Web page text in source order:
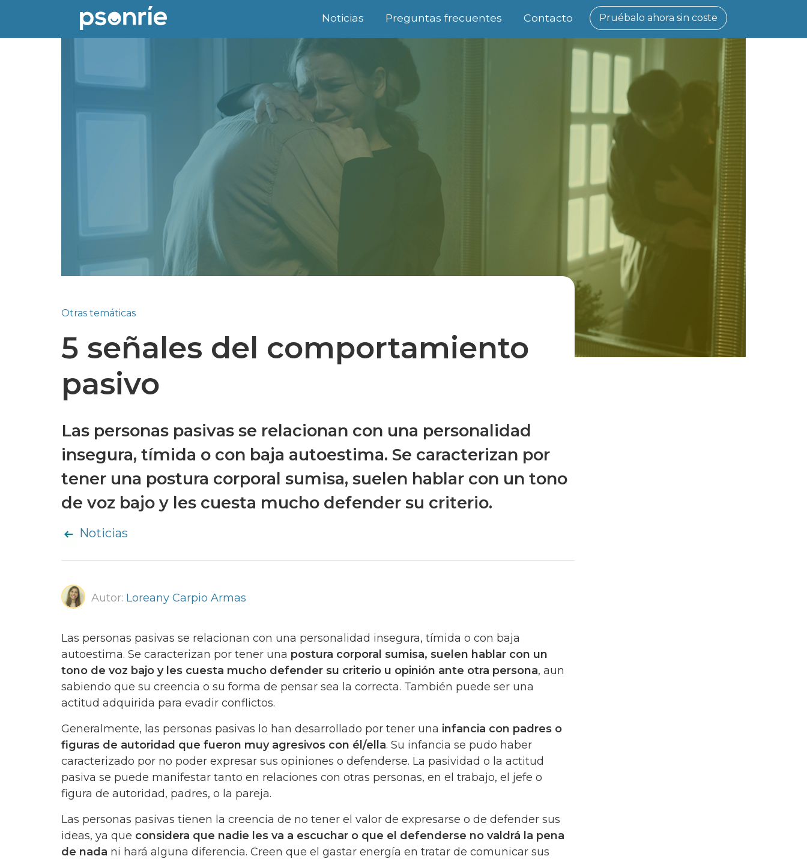
Noticias Preguntas frecuentes Contacto Pruébalo ahora sin coste
Otras temáticas
5 señales del comportamiento
pasivo
Las personas pasivas se relacionan con una personalidad
insegura, tímida o con baja autoestima. Se caracterizan por
tener una postura corporal sumisa, suelen hablar con un tono
de voz bajo y les cuesta mucho defender su criterio.
Noticias
Autor: Loreany Carpio Armas
Las personas pasivas se relacionan con una personalidad insegura, tímida o con baja
autoestima. Se caracterizan por tener una postura corporal sumisa, suelen hablar con un
tono de voz bajo y les cuesta mucho defender su criterio u opinión ante otra persona, aun
sabiendo que su creencia o su forma de pensar sea la correcta. También puede ser una
actitud adquirida para evadir conflictos.
Generalmente, las personas pasivas lo han desarrollado por tener una infancia con padres o
figuras de autoridad que fueron muy agresivos con él/ella. Su infancia se pudo haber
caracterizado por no poder expresar sus opiniones o defenderse. La pasividad o la actitud
pasiva se puede manifestar tanto en relaciones con otras personas, en el trabajo, el jefe o
figura de autoridad, padres, o la pareja.
Las personas pasivas tienen la creencia de no tener el valor de expresarse o de defender sus
ideas, ya que considera que nadie les va a escuchar o que el defenderse no valdrá la pena
de nada ni hará alguna diferencia. Creen que el gastar energía en tratar de comunicar sus